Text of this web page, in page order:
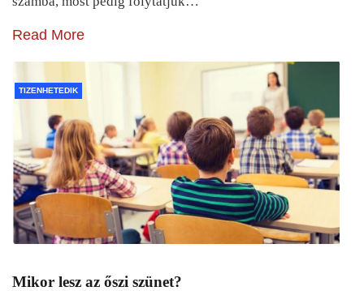
Read More
TIZENHETEDIK
Mikor lesz az őszi szünet?